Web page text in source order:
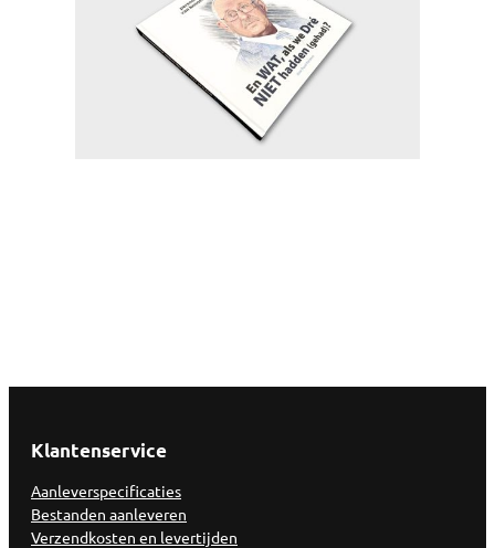
Klantenservice
Aanleverspecificaties
Bestanden aanleveren
Verzendkosten en levertijden